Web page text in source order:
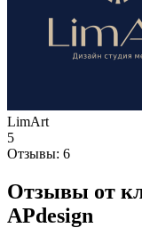
LimArt
5
Отзывы: 6
Отзывы от
APdesign